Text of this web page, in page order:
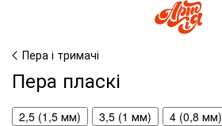
Пера і тримачі
Пера пласкі
2,5 (1,5 мм) 3,5 (1 мм) 4 (0,8 мм)